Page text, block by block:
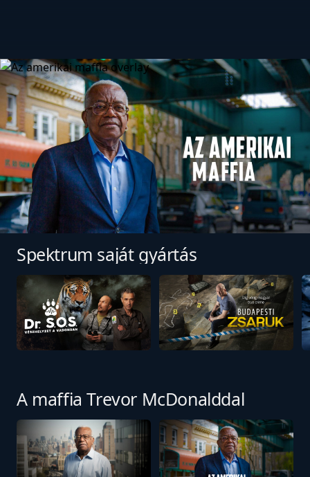
Az amerikai maffia
Spektrum saját gyártás
A maffia Trevor McDonalddal